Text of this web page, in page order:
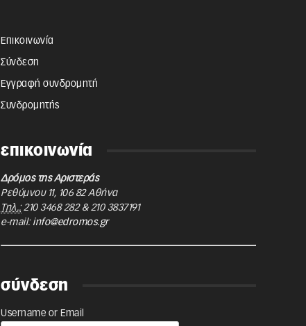
Επικοινωνία
Σύνδεση
Εγγραφή συνδρομητή
Συνδρομητής
επικοινωνία
Δρόμος της Αριστεράς
Ρεθύμνου 11, 106 82 Αθήνα
Τηλ.: 210 3468 282& 210 3837191
e-mail: info@edromos.gr
σύνδεση
Username or Email